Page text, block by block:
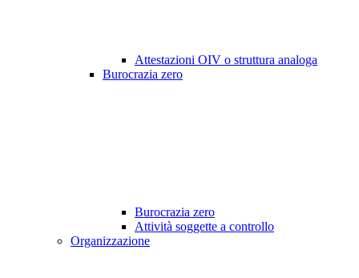
Attestazioni OIV o struttura analoga
Burocrazia zero
Burocrazia zero
Attività soggette a controllo
Organizzazione